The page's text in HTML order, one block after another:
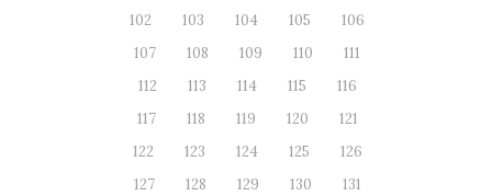
102
103 104 105
106
107
108 109 110
111
112
113 114 115
116
117
118 119 120
121
122
123 124 125
126
127
128 129 130
131